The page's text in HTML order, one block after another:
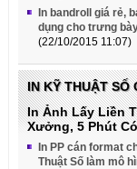
In bandroll giá rẻ,
dụng cho trưng
(22/10/2015 11:07)
IN KỸ THUẬT SỐ
In Ảnh Lấy Liền
Xưởng, 5 Phút
In PP cán format
Thuật Số làm mô